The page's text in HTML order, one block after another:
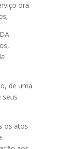
ora
de uma
seus
os atos